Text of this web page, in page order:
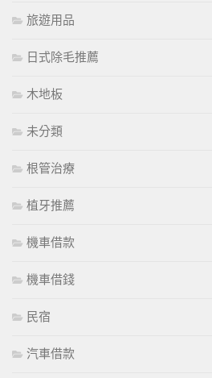
旅遊用品
日式除毛推薦
木地板
未分類
根管治療
植牙推薦
機車借款
機車借錢
民宿
汽車借款